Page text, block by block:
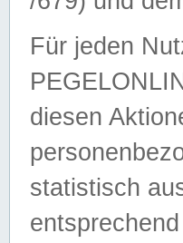
Für jeden
diesen
statistisch